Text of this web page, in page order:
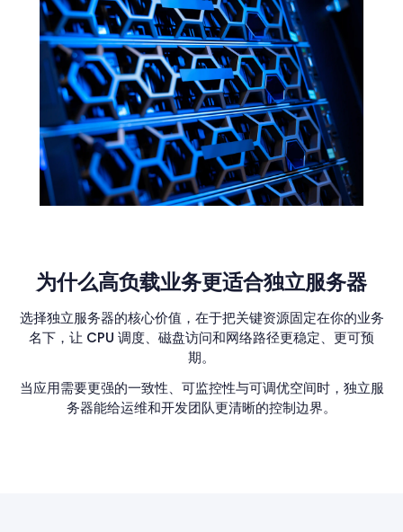
为什么高负载业务更适合独立服务器
选择独立服务器的核心价值，在于把关键资源固定在你的业务
名下，让 CPU 调度、磁盘访问和网络路径更稳定、更可预
期。
当应用需要更强的一致性、可监控性与可调优空间时，独立服
务器能给运维和开发团队更清晰的控制边界。